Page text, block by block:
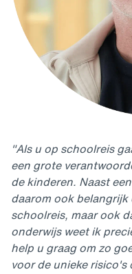
"Als u op schoolreis
een grote
de kinderen. Naast
daarom ook belangrijk
schoolreis, maar ook
onderwijs weet ik
help u graag om zo
voor de unieke risico's